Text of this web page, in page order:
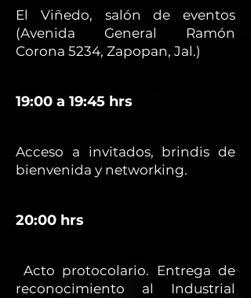
El Viñedo, salón de eventos
(Avenida General Ramón
Corona 5234, Zapopan, Jal.)
19:00 a 19:45 hrs
Acceso a invitados, brindis de
bienvenida y networking.
20:00 hrs
Acto protocolario. Entrega de
reconocimiento al Industrial